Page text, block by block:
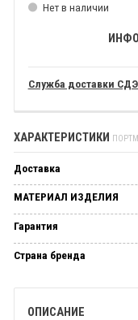
Нет в наличии
Служба доставки
ХАРАКТЕРИСТИКИ
Доставка
МАТЕРИАЛ ИЗДЕЛИЯ
Гарантия
Страна бренда
ОПИСАНИЕ